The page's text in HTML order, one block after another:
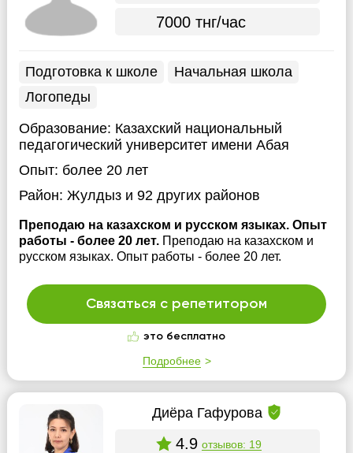
7000 тнг/час
Подготовка к школе
Начальная школа
Логопеды
Образование: Казахский национальный
педагогический университет имени Абая
Опыт: более 20 лет
Район: Жулдызи 92 других районов
Преподаю на казахском и русском языках. Опыт
работы - более 20 лет. Преподаю на казахском и
русском языках. Опыт работы - более 20 лет.
Связаться с репетитором
это бесплатно
Подробнее
Диёра Гафурова
4.9 отзывов: 19